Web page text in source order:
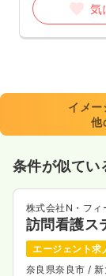
気
イメー
他
条件が似てい
株式会社N・フィ
訪問看護ス
エージェント求
奈良県奈良市 / 新